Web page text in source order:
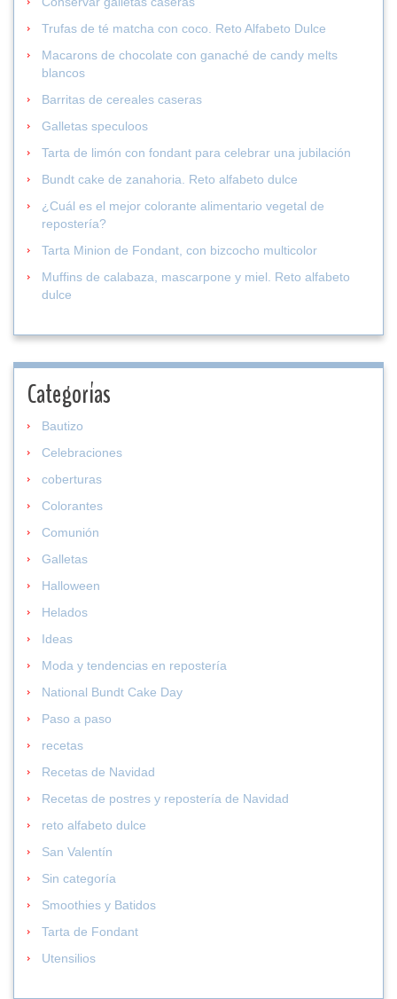
Trufas de té matcha con coco. Reto Alfabeto Dulce
Macarons de chocolate con ganaché de candy melts
blancos
Barritas de cereales caseras
Galletas speculoos
Tarta de limón con fondant para celebrar una jubilación
Bundt cake de zanahoria. Reto alfabeto dulce
¿Cuál es el mejor colorante alimentario vegetal de
repostería?
Tarta Minion de Fondant, con bizcocho multicolor
Muffins de calabaza, mascarpone y miel. Reto alfabeto
dulce
Categorías
Bautizo
Celebraciones
coberturas
Colorantes
Comunión
Galletas
Halloween
Helados
Ideas
Moda y tendencias en repostería
National Bundt Cake Day
Paso a paso
recetas
Recetas de Navidad
Recetas de postres y repostería de Navidad
reto alfabeto dulce
San Valentín
Sin categoría
Smoothies y Batidos
Tarta de Fondant
Utensilios